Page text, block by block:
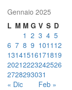
Gennaio 2025
L M M G V S D
« Dic Feb »
1 2 3 4 5
6 7 8 9 1011 12
13141516171819
20212223242526
2728293031